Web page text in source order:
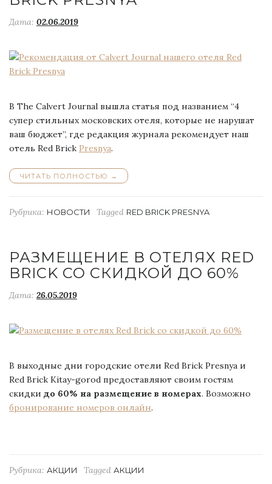
Дата: 02.06.2019
В The Calvert Journal вышла статья под названием “4
супер стильных московских отеля, которые не нарушат
ваш бюджет”, где редакция журнала рекомендует наш
отель Red Brick Presnya.
ЧИТАТЬ ПОЛНОСТЬЮ “РЕКОМЕНДАЦИЯ
JOURNAL
НАШЕГО
BRICK
PRESNYA”
→
Рубрика: НОВОСТИ Tagged RED BRICK PRESNYA
РАЗМЕЩЕНИЕ В ОТЕЛЯХ RED
BRICK СО СКИДКОЙ ДО 60%
Дата: 26.05.2019
В выходные дни городские отели Red Brick Presnya и
Red Brick Kitay-gorod предоставляют своим гостям
скидки до 60% на размещение в номерах. Возможно
бронирование номеров онлайн.
Рубрика: АКЦИИ Tagged АКЦИИ